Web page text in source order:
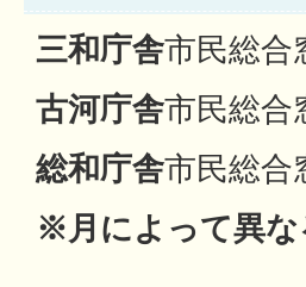
三和庁舎市民総合
古河庁舎市民総合
総和庁舎市民総合
※月によって異な